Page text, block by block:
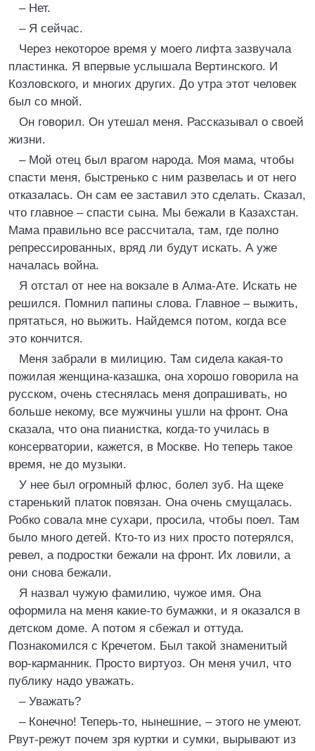
– Нет.
– Я сейчас.
Через некоторое время у моего лифта зазвучала
пластинка. Я впервые услышала Вертинского. И
Козловского, и многих других. До утра этот человек
был со мной.
Он говорил. Он утешал меня. Рассказывал о своей
жизни.
– Мой отец был врагом народа. Моя мама, чтобы
спасти меня, быстренько с ним развелась и от него
отказалась. Он сам ее заставил это сделать. Сказал,
что главное – спасти сына. Мы бежали в Казахстан.
Мама правильно все рассчитала, там, где полно
репрессированных, вряд ли будут искать. А уже
началась война.
Я отстал от нее на вокзале в Алма-Ате. Искать не
решился. Помнил папины слова. Главное – выжить,
прятаться, но выжить. Найдемся потом, когда все
это кончится.
Меня забрали в милицию. Там сидела какая-то
пожилая женщина-казашка, она хорошо говорила на
русском, очень стеснялась меня допрашивать, но
больше некому, все мужчины ушли на фронт. Она
сказала, что она пианистка, когда-то училась в
консерватории, кажется, в Москве. Но теперь такое
время, не до музыки.
У нее был огромный флюс, болел зуб. На щеке
старенький платок повязан. Она очень смущалась.
Робко совала мне сухари, просила, чтобы поел. Там
было много детей. Кто-то из них просто потерялся,
ревел, а подростки бежали на фронт. Их ловили, а
они снова бежали.
Я назвал чужую фамилию, чужое имя. Она
оформила на меня какие-то бумажки, и я оказался в
детском доме. А потом я сбежал и оттуда.
Познакомился с Кречетом. Был такой знаменитый
вор-карманник. Просто виртуоз. Он меня учил, что
публику надо уважать.
– Уважать?
– Конечно! Теперь-то, нынешние, – этого не умеют.
Рвут-режут почем зря куртки и сумки, вырывают из